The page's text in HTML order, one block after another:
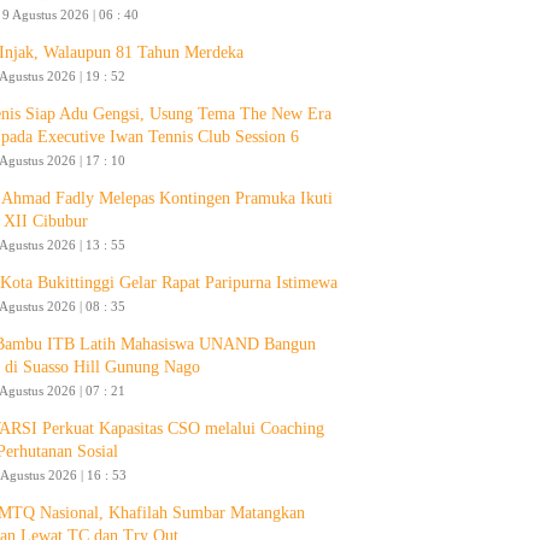
Agustus 2026 | 06 : 40
Walaupun 81 Tahun Merdeka
2026 | 19 : 52
Siap Adu Gengsi, Usung Tema The New Era
Executive Iwan Tennis Club Session 6
2026 | 17 : 10
Ahmad Fadly Melepas Kontingen Pramuka Ikuti
XII Cibubur
2026 | 13 : 55
Bukittinggi Gelar Rapat Paripurna Istimewa
2026 | 08 : 35
ITB Latih Mahasiswa UNAND Bangun
di Suasso Hill Gunung Nago
2026 | 07 : 21
Perkuat Kapasitas CSO melalui Coaching
Sosial
2026 | 16 : 53
Nasional, Khafilah Sumbar Matangkan
Lewat TC dan Try Out